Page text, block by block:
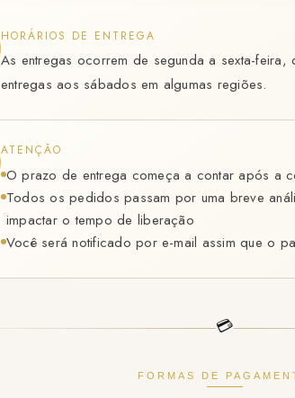
HORÁRIOS DE ENTREGA
As entregas ocorrem de segunda a sexta-
entregas aos sábados em algumas regiões.
ATENÇÃO
O prazo de entrega começa a contar após a
Todos os pedidos passam por uma breve
impactar o tempo de liberação
Você será notificado por e-mail assim que o
💳
FORMAS DE